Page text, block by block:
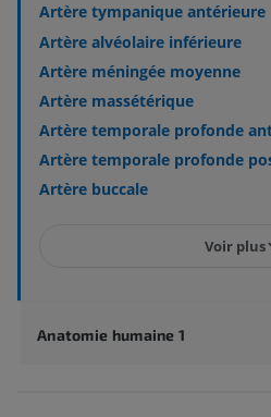
Artère tympanique antérieure
Artère alvéolaire inférieure
Artère méningée moyenne
Artère massétérique
Artère temporale profonde
Artère temporale profonde
Artère buccale
Voir plus
Anatomie humaine 1